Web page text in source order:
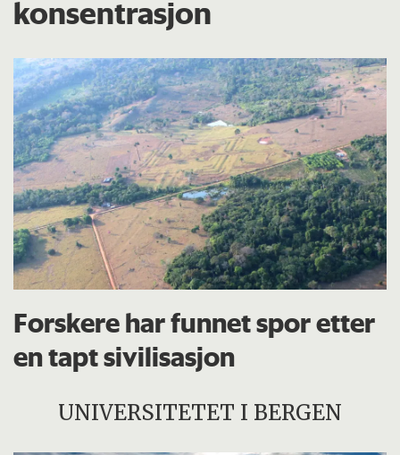
konsentrasjon
Forskere har funnet spor etter
en tapt sivilisasjon
UNIVERSITETET I BERGEN